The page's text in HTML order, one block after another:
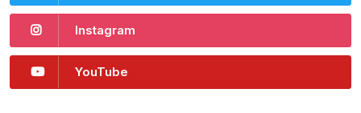
Instagram
YouTube